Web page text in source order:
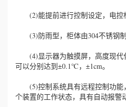
(2)能提前进行控制设定，电控
(3)防雨型，柜体由304不锈钢制
(4)显示器为触摸屏，高度现代
可以分别达到±0.1℃，±1cm。
(5)控制系统具有远程控制功能
个装置的工作状态，具有自动报警